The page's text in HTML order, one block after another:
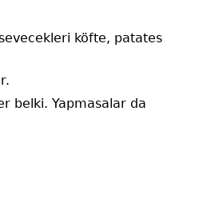
köfte, patates
belki. Yapmasalar da